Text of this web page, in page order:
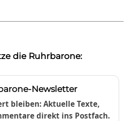
die Ruhrbarone:
Newsletter
bleiben: Aktuelle Texte,
direkt ins Postfach.